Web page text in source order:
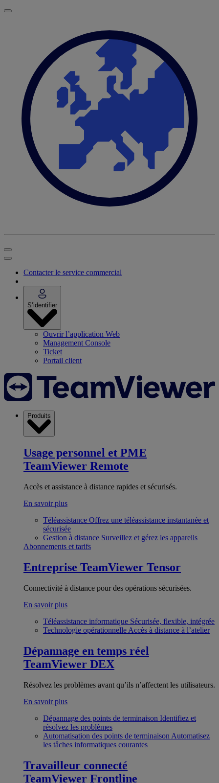
Contacter le service commercial
S’identifier
Ouvrir l’application Web
Management Console
Ticket
Portail client
Produits
Usage personnel et PME
TeamViewer Remote
Accès et assistance à distance rapides et sécurisés.
En savoir plus
Téléassistance Offrez une téléassistance instantanée et
sécurisée
Gestion à distance Surveillez et gérez les appareils
Abonnements et tarifs
Entreprise TeamViewer Tensor
Connectivité à distance pour des opérations sécurisées.
En savoir plus
Téléassistance informatique Sécurisée, flexible, intégrée
Technologie opérationnelle Accès à distance à l’atelier
Dépannage en temps réel
TeamViewer DEX
Résolvez les problèmes avant qu’ils n’affectent les utilisateurs.
En savoir plus
Dépannage des points de terminaison Identifiez et
résolvez les problèmes
Automatisation des points de terminaison Automatisez
les tâches informatiques courantes
Travailleur connecté
TeamViewer Frontline